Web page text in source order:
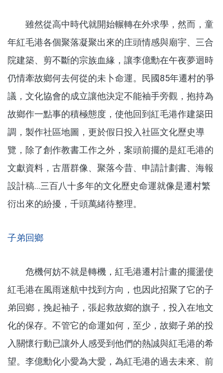
雖然從高中時代就開始輾轉在外求學，然而，童
年紅毛港各個聚落凝聚出來的庄頭情感與廟宇、三合
院建築、剪不斷的宗族血緣，讓李億勳在午夜夢迴時
仍情牽故鄉何去何從的未卜命運。民國85年遷村的爭
議，文化協會的成立讓他決定不能袖手旁觀，抱持為
故鄉作一點事的積極態度，使他回到紅毛港作建築田
調，製作社區地圖，更於假日投入社區文化歷史導
覽，除了創作教書工作之外，案頭前擺的是紅毛港的
文獻資料，古厝群像、聚落今昔、申請計劃書、海報
設計稿...三百八十多年的文化歷史命運就像是遷村繁
衍出來的紛擾，千頭萬緒待整理。
子弟回鄉
危機何妨不就是轉機，紅毛港遷村計畫的擺盪使
紅毛港在風雨迷航中找到方向，也因此招聚了它的子
弟回鄉，挽起袖子，張起救故鄉的旗子，投入在地文
化的保存。不管它的命運如何，至少，故鄉子弟的投
入關懷行動已讓外人感受到他們的熱誠與紅毛港的希
望。李億勳化小愛為大愛，為紅毛港的過去未來、前